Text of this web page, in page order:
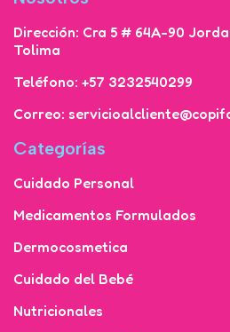
Dirección: Cra 5 # 64A-90
Tolima
Teléfono: +57 3232540299
Correo:
Categorías
Cuidado Personal
Medicamentos Formulados
Dermocosmetica
Cuidado del Bebé
Nutricionales